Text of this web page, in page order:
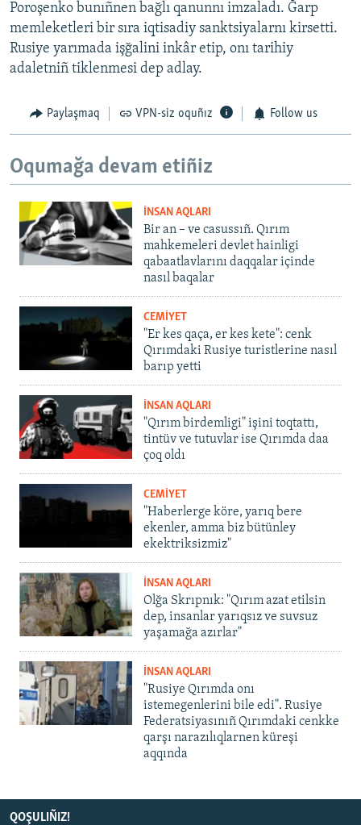
Poroşenko bunıñnen bağlı qanunnı imzaladı. Ğarp
memleketleri bir sıra iqtisadiy sanktsiyalarnı kirsetti.
Rusiye yarımada işğalini inkâr etip, onı tarihiy
adaletniñ tiklenmesi dep adlay.
Paylaşmaq VPN-siz oquñız Follow us
Oqumağa devam etiñiz
İNSAN AQLARI
Bir an – ve casussıñ. Qırım
mahkemeleri devlet hainligi
qabaatlavlarını daqqalar içinde
nasıl baqalar
CEMİYET
"Er kes qaça, er kes kete": cenk
Qırımdaki Rusiye turistlerine nasıl
barıp yetti
İNSAN AQLARI
"Qırım birdemligi" işini toqtattı,
tintüv ve tutuvlar ise Qırımda daa
çoq oldı
CEMİYET
"Haberlerge köre, yarıq bere
ekenler, amma biz bütünley
ekektriksizmiz"
İNSAN AQLARI
Olğa Skrıpnık: "Qırım azat etilsin
dep, insanlar yarıqsız ve suvsuz
yaşamağa azırlar"
İNSAN AQLARI
"Rusiye Qırımda onı
istemegenlerini bile edi". Rusiye
Federatsiyasınıñ Qırımdaki cenkke
qarşı narazılıqlarnen küreşi
aqqında
QOŞULIÑIZ!